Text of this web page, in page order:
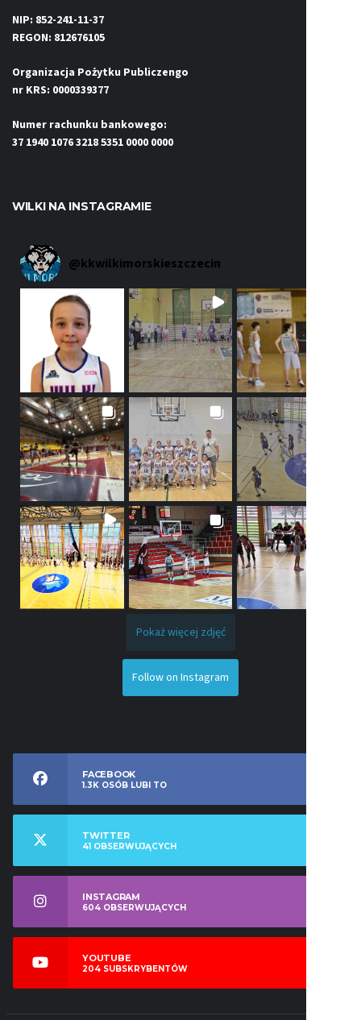
NIP: 852-241-11-37
REGON: 812676105
Organizacja Pożytku Publiczengo
nr KRS: 0000339377
Numer rachunku bankowego:
37 1940 1076 3218 5351 0000 0000
WILKI NA INSTAGRAMIE
@kkwilkimorskieszczecin
Pokaż więcej zdjęć
Follow on Instagram
FACEBOOK
1.3K OSÓB LUBI TO
TWITTER
41 OBSERWUJĄCYCH
INSTAGRAM
604 OBSERWUJĄCYCH
YOUTUBE
204 SUBSKRYBENTÓW